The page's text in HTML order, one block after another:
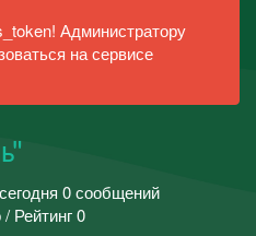
Администратору
на сервисе
0 сообщений
Рейтинг 0